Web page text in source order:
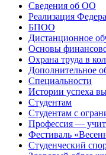
Сведения об ОО
Реализация
БПОО
Дистанционное
Основы
Охрана труда в
Дополнительное
Специальности
Истории успеха
Студентам
Студентам с
Профессия —
Фестиваль
Студенческий